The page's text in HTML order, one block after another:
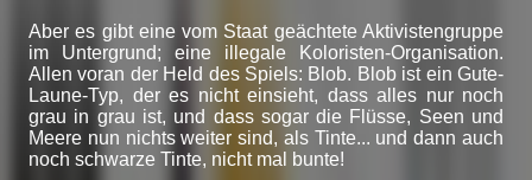
Aber es gibt eine vom Staat geächtete Aktivistengruppe
im Untergrund; eine illegale Koloristen-Organisation.
Allen voran der Held des Spiels: Blob. Blob ist ein Gute-
Laune-Typ, der es nicht einsieht, dass alles nur noch
grau in grau ist, und dass sogar die Flüsse, Seen und
Meere nun nichts weiter sind, als Tinte... und dann auch
noch schwarze Tinte, nicht mal bunte!